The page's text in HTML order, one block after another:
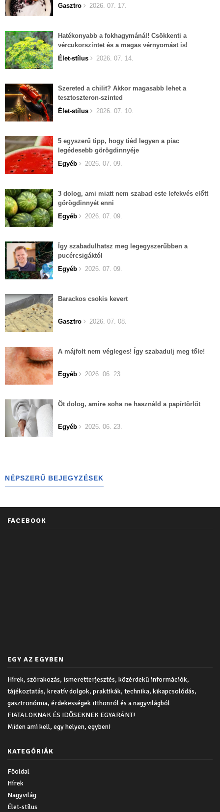
Gasztro 2026. 07. 17.
Hatékonyabb a fokhagymánál! Csökkenti a
vércukorszintet és a magas vérnyomást is!
Élet-stílus
2026. 07. 14.
Szereted a chilit? Akkor magasabb lehet a
tesztoszteron-szinted
Élet-stílus
2026. 07. 10.
5 egyszerű tipp, hogy tiéd legyen a piac
legédesebb görögdinnyéje
Egyéb
2026. 07. 09.
3 dolog, ami miatt nem szabad este lefekvés előtt
görögdinnyét enni
Egyéb
2026. 07. 09.
Így szabadulhatsz meg legegyszerűbben a
pucércsigáktól
Egyéb
2026. 07. 09.
Barackos csokis kevert
Gasztro 2026. 07. 08.
A májfolt nem végleges! Így szabadulj meg tőle!
Egyéb 2026. 06. 23.
Öt dolog, amire soha ne használd a papírtörlőt
Egyéb 2026. 06. 23.
NÉPSZERŰ BEJEGYZÉSEK
FACEBOOK
EGY AZ EGYBEN
Hírek, szórakozás, ismeretterjesztés, közérdekű információk,
tájékoztatás, kreatív dolgok, praktikák, technika, kikapcsolódás,
gasztronómia, érdekességek itthonról és a nagyvilágból
FIATALOKNAK ÉS IDŐSEKNEK EGYARÁNT!
Miden ami kell, egy helyen, egyben!
KATEGÓRIÁK
Főoldal
Hírek
Nagyvilág
Élet-stílus